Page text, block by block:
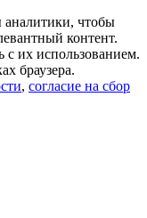
чтобы
контент.
их использованием.
браузера.
, согласие на сбор